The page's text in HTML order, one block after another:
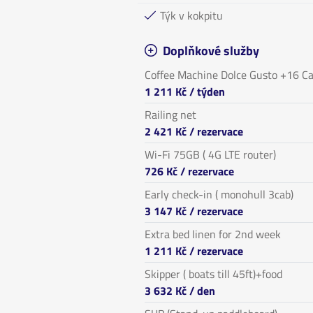
Týk v kokpitu
Doplňkové služby
Coffee Machine Dolce Gusto +16
1 211 Kč/ týden
Railing net
2 421 Kč/ rezervace
Wi-Fi 75GB ( 4G LTE router)
726 Kč/ rezervace
Early check-in ( monohull 3cab)
3 147 Kč/ rezervace
Extra bed linen for 2nd week
1 211 Kč/ rezervace
Skipper ( boats till 45ft)+food
3 632 Kč/ den